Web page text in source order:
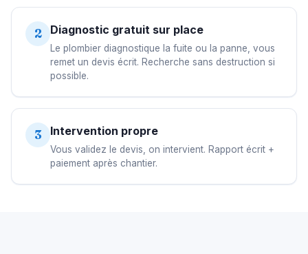
2 Diagnostic gratuit sur place
Le plombier diagnostique la fuite ou la panne, vous
remet un devis écrit. Recherche sans destruction si
possible.
3 Intervention propre
Vous validez le devis, on intervient. Rapport écrit +
paiement après chantier.